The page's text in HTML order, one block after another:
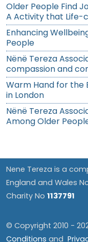
Older People Find
A Activity that Life-
Enhancing
People
Nënë Tereza
compassion and
Warm Hand for the
in London
Nënë Tereza
Among Older
Nene Tereza is a
England and Wales
Charity No 1137791
© Copyright 2010 -
Conditions and